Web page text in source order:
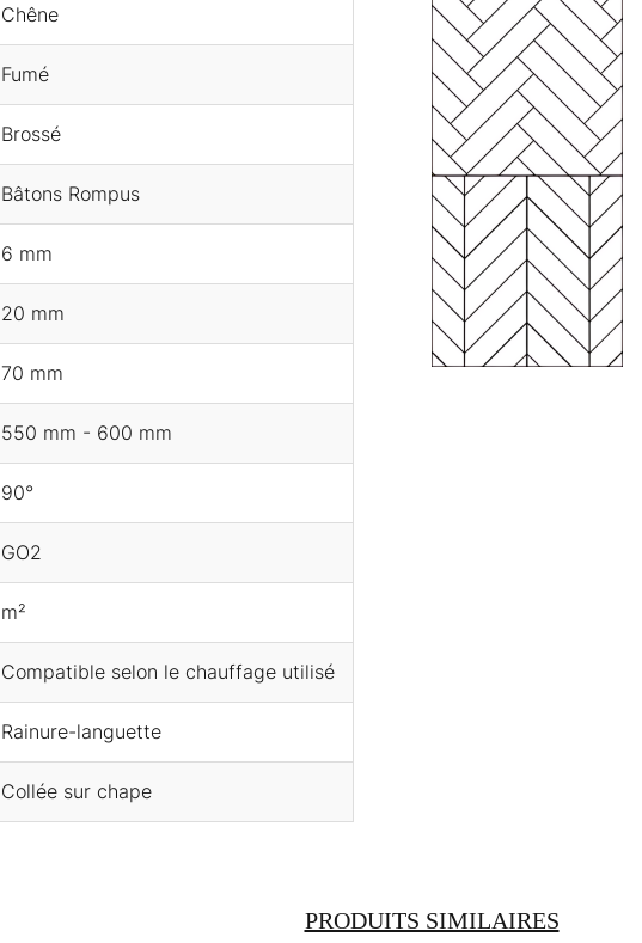
Chêne
Fumé
Brossé
Bâtons Rompus
6 mm
20 mm
70 mm
550 mm - 600 mm
90°
GO2
m²
Compatible selon le chauffage utilisé
Rainure-languette
Collée sur chape
PRODUITS SIMILAIRES